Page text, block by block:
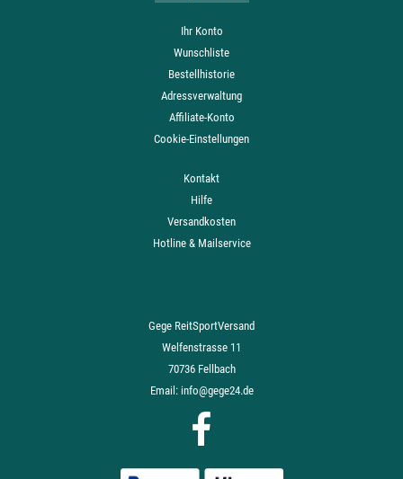
Ihr Konto
Wunschliste
Bestellhistorie
Adressverwaltung
Affiliate-Konto
Cookie-Einstellungen
Kontakt
Hilfe
Versandkosten
Hotline & Mailservice
Gege ReitSportVersand
Welfenstrasse 11
70736 Fellbach
Email: info@gege24.de